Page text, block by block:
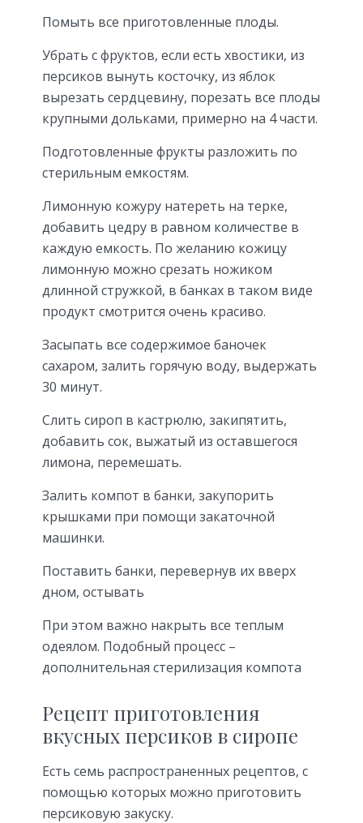
Помыть все приготовленные плоды.
Убрать с фруктов, если есть хвостики, из
персиков вынуть косточку, из яблок
вырезать сердцевину, порезать все плоды
крупными дольками, примерно на 4 части.
Подготовленные фрукты разложить по
стерильным емкостям.
Лимонную кожуру натереть на терке,
добавить цедру в равном количестве в
каждую емкость. По желанию кожицу
лимонную можно срезать ножиком
длинной стружкой, в банках в таком виде
продукт смотрится очень красиво.
Засыпать все содержимое баночек
сахаром, залить горячую воду, выдержать
30 минут.
Слить сироп в кастрюлю, закипятить,
добавить сок, выжатый из оставшегося
лимона, перемешать.
Залить компот в банки, закупорить
крышками при помощи закаточной
машинки.
Поставить банки, перевернув их вверх
дном, остывать
При этом важно накрыть все теплым
одеялом. Подобный процесс –
дополнительная стерилизация компота
Рецепт приготовления
вкусных персиков в сиропе
Есть семь распространенных рецептов, с
помощью которых можно приготовить
персиковую закуску.